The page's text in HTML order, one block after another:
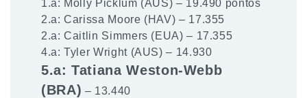
1.a: Molly Picklum (AUS) – 19.490 pontos
2.a: Carissa Moore (HAV) – 17.355
2.a: Caitlin Simmers (EUA) – 17.355
4.a: Tyler Wright (AUS) – 14.930
5.a: Tatiana Weston-Webb
(BRA) – 13.440